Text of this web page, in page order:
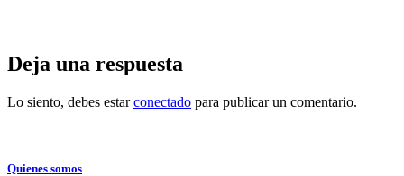
Deja una respuesta
Lo siento, debes estarconectado para publicar un comentario.
Quienes somos